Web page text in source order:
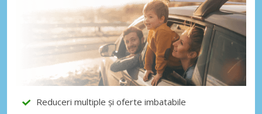
Economii de top
Accesați ofertele exclusive ale
furnizorilor noștri
Autentificare cu eLink
Reduceri multiple și oferte imbatabile